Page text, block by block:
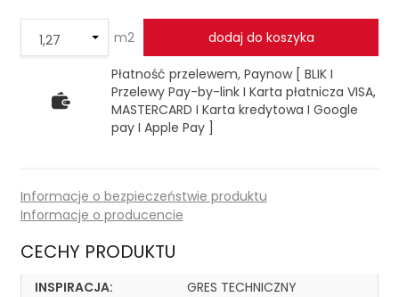
m2 dodaj do koszyka
Płatność przelewem, Paynow [ BLIK I
Przelewy Pay-by-link I Karta płatnicza VISA,
MASTERCARD I Karta kredytowa I Google
pay I Apple Pay ]
Informacje o bezpieczeństwie produktu
Informacje o producencie
CECHY PRODUKTU
INSPIRACJA:
GRES TECHNICZNY